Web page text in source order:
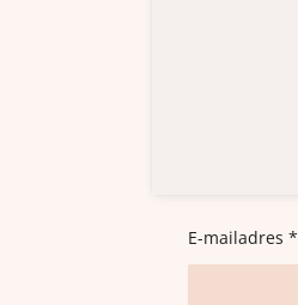
E-mailadres *